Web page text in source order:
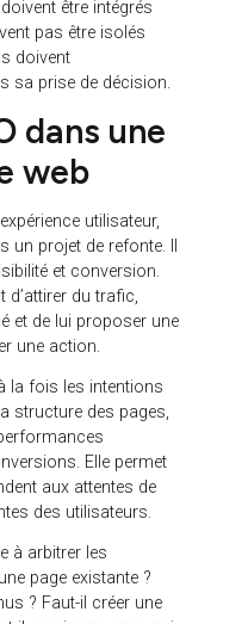
pas seulement à
l’expérience plus
rapidement ce qu’il
de l’offre et avancer
suivante.
la
une
dès le cadrage du
Pourtant, ils
de la stratégie de
avoir un objectif. Une
demande de devis ou
sectorielle peut proposer
cadrage. Un article de
ressource, une page